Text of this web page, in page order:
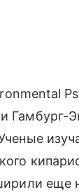
Гамбург-
еще